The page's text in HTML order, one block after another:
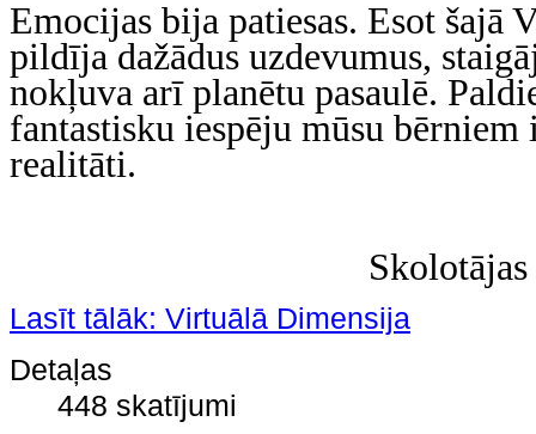
Emocijas bija patiesas. Esot šajā
pildīja dažādus uzdevumus,
nokļuva arī planētu pasaulē.
fantastisku iespēju mūsu bērniem
realitāti.
Lasīt tālāk: Virtuālā Dimensija
Detaļas
448 skatījumi